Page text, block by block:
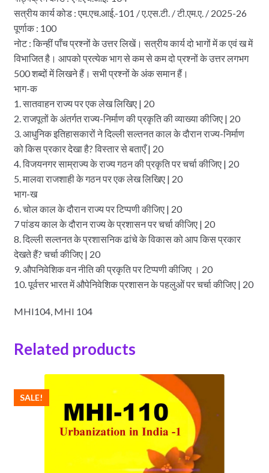
सत्रीय कार्य कोड : एम.एच.आई.-101 / ए.एस.टी. / टी.एम.ए. / 2025-26
पूर्णाक : 100
नोट : किन्हीं पाँच प्रश्नों के उत्तर लिखें। सत्रीय कार्य दो भागों में क एवं ख में
विभाजित है। आपको प्रत्येक भाग से कम से कम दो प्रश्नों के उत्तर लगभग
500 शब्दों में लिखने हैं। सभी प्रश्नों के अंक समान हैं।
भाग-क
1. सातवाहन राज्य पर एक लेख लिखिए | 20
2. राजपूतों के अंतर्गत राज्य-निर्माण की प्रकृति की व्याख्या कीजिए | 20
3. आधुनिक इतिहासकारों ने दिल्‍ली सल्तनत काल के दौरान राज्य-निर्माण
को किस प्रकार देखा है? विस्तार से बताएँ | 20
4. विजयनगर साम्राज्य के राज्य गठन की प्रकृति पर चर्चा कीजिए | 20
5. मालवा राजशाही के गठन पर एक लेख लिखिए | 20
भाग-ख
6. चोल काल के दौरान राज्य पर टिप्पणी कीजिए | 20
7 पांडय काल के दौरान राज्य के प्रशासन पर चर्चा कीजिए | 20
8. दिल्‍ली सल्तनत के प्रशासनिक ढांचे के विकास को आप किस प्रकार
देखते हैं? चर्चा कीजिए | 20
9. औपनिवेशिक वन नीति की प्रकृति पर टिप्पणी कीजिए । 20
10. पूर्वत्तर भारत में औपेनिवेशिक प्रशासन के पहलुओं पर चर्चा कीजिए | 20
MHI104, MHI 104
Related products
SALE!